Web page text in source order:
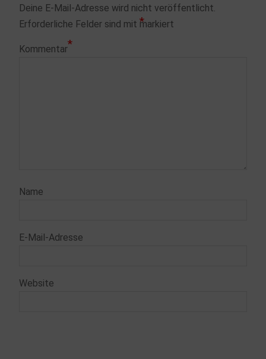
Deine E-Mail-Adresse wird nicht veröffentlicht.
Erforderliche Felder sind mit *
markiert
Kommentar*
Name
E-Mail-Adresse
Website